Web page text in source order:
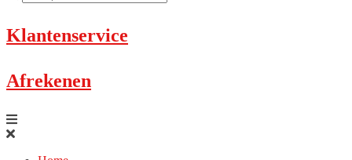
Klantenservice
Afrekenen